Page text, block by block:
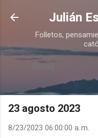
Ir al
Julián
Folletos,
Menú
23 agosto 2023
8/23/2023 06:00:00 a. m.